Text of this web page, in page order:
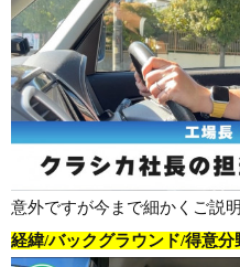
意外ですが今まで細かくご説
経緯/バックグラウンド/得意分